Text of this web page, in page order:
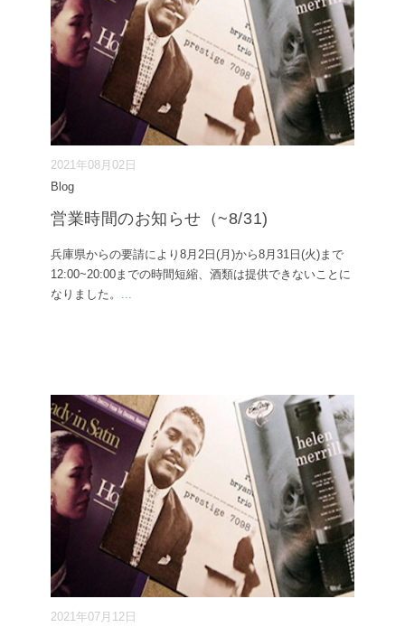
2021年08月02日
Blog
営業時間のお知らせ（~8/31)
兵庫県からの要請により8月2日(月)から8月31日(火)まで
12:00~20:00までの時間短縮、酒類は提供できないことに
なりました。
2021年07月12日